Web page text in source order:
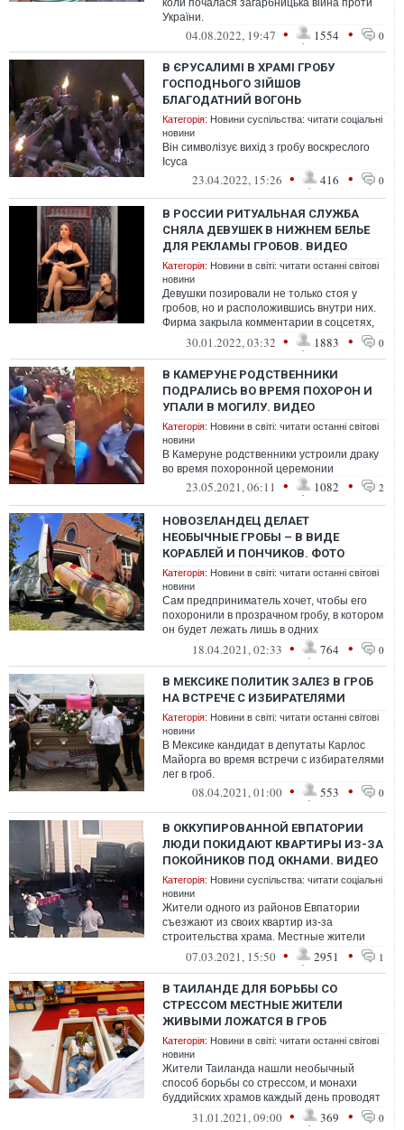
коли почалася загарбницька війна проти
України.
04.08.2022, 19:47 • 1554 • 0
В ЄРУСАЛИМІ В ХРАМІ ГРОБУ
ГОСПОДНЬОГО ЗІЙШОВ
БЛАГОДАТНИЙ ВОГОНЬ
Категорія: Новини суспільства: читати соціальні
новини
Він символізує вихід з гробу воскреслого
Ісуса
23.04.2022, 15:26 • 416 • 0
В РОССИИ РИТУАЛЬНАЯ СЛУЖБА
СНЯЛА ДЕВУШЕК В НИЖНЕМ БЕЛЬЕ
ДЛЯ РЕКЛАМЫ ГРОБОВ. ВИДЕО
Категорія: Новини в світі: читати останні світові
новини
Девушки позировали не только стоя у
гробов, но и расположившись внутри них.
Фирма закрыла комментарии в соцсетях,
однако пользователи нашли способ выс...
30.01.2022, 03:32 • 1883 • 0
В КАМЕРУНЕ РОДСТВЕННИКИ
ПОДРАЛИСЬ ВО ВРЕМЯ ПОХОРОН И
УПАЛИ В МОГИЛУ. ВИДЕО
Категорія: Новини в світі: читати останні світові
новини
В Камеруне родственники устроили драку
во время похоронной церемонии
23.05.2021, 06:11 • 1082 • 2
НОВОЗЕЛАНДЕЦ ДЕЛАЕТ
НЕОБЫЧНЫЕ ГРОБЫ – В ВИДЕ
КОРАБЛЕЙ И ПОНЧИКОВ. ФОТО
Категорія: Новини в світі: читати останні світові
новини
Сам предприниматель хочет, чтобы его
похоронили в прозрачном гробу, в котором
он будет лежать лишь в одних
леопардовых стрингах
18.04.2021, 02:33 • 764 • 0
В МЕКСИКЕ ПОЛИТИК ЗАЛЕЗ В ГРОБ
НА ВСТРЕЧЕ С ИЗБИРАТЕЛЯМИ
Категорія: Новини в світі: читати останні світові
новини
В Мексике кандидат в депутаты Карлос
Майорга во время встречи с избирателями
лег в гроб.
08.04.2021, 01:00 • 553 • 0
В ОККУПИРОВАННОЙ ЕВПАТОРИИ
ЛЮДИ ПОКИДАЮТ КВАРТИРЫ ИЗ-ЗА
ПОКОЙНИКОВ ПОД ОКНАМИ. ВИДЕО
Категорія: Новини суспільства: читати соціальні
новини
Жители одного из районов Евпатории
съезжают из своих квартир из-за
строительства храма. Местные жители
объяснили, чем они недовольны.
07.03.2021, 15:50 • 2951 • 1
В ТАИЛАНДЕ ДЛЯ БОРЬБЫ СО
СТРЕССОМ МЕСТНЫЕ ЖИТЕЛИ
ЖИВЫМИ ЛОЖАТСЯ В ГРОБ
Категорія: Новини в світі: читати останні світові
новини
Жители Таиланда нашли необычный
способ борьбы со стрессом, и монахи
буддийских храмов каждый день проводят
платные похоронные церемонии для
31.01.2021, 09:00 • 369 • 0